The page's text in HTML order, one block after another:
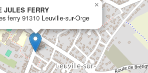
Orge
JULES FERRY
ferry 91310 Leuville-sur-Orge
×